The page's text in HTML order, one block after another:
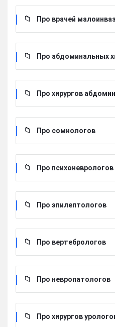
Про врачей
Про абдоминальных
Про хирургов
Про сомнологов
Про психоневрологов
Про эпилептологов
Про вертебрологов
Про невропатологов
Про хирургов